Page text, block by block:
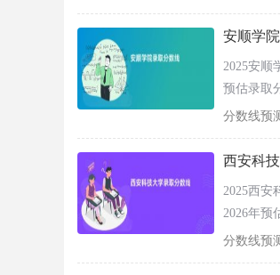
相关推荐：
安顺学院排名（2025-2022全
安顺学院2025录取分数线是
2026年预
安顺学
2025安顺
预估录取
在外省：
动在1-3
分数线预
西安科
2025西安
2026年预
间。2、
分数线预